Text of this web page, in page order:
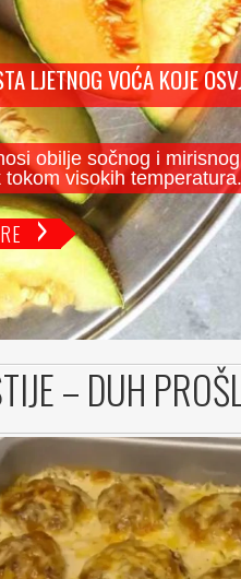
obilje sočnog i
tokom visokih
LJETNOG VOĆA KOJE
– DUH